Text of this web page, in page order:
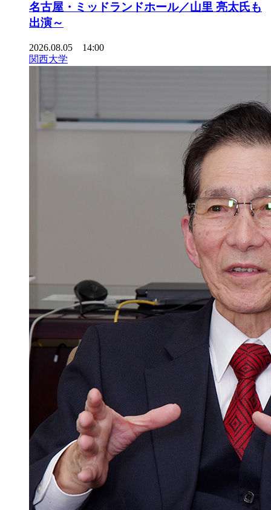
名古屋・ミッドランドホール／山里 亮太氏も
出演～
2026.08.05 14:00
関西大学